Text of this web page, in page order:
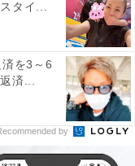
タイ...
を3～6
済...
by